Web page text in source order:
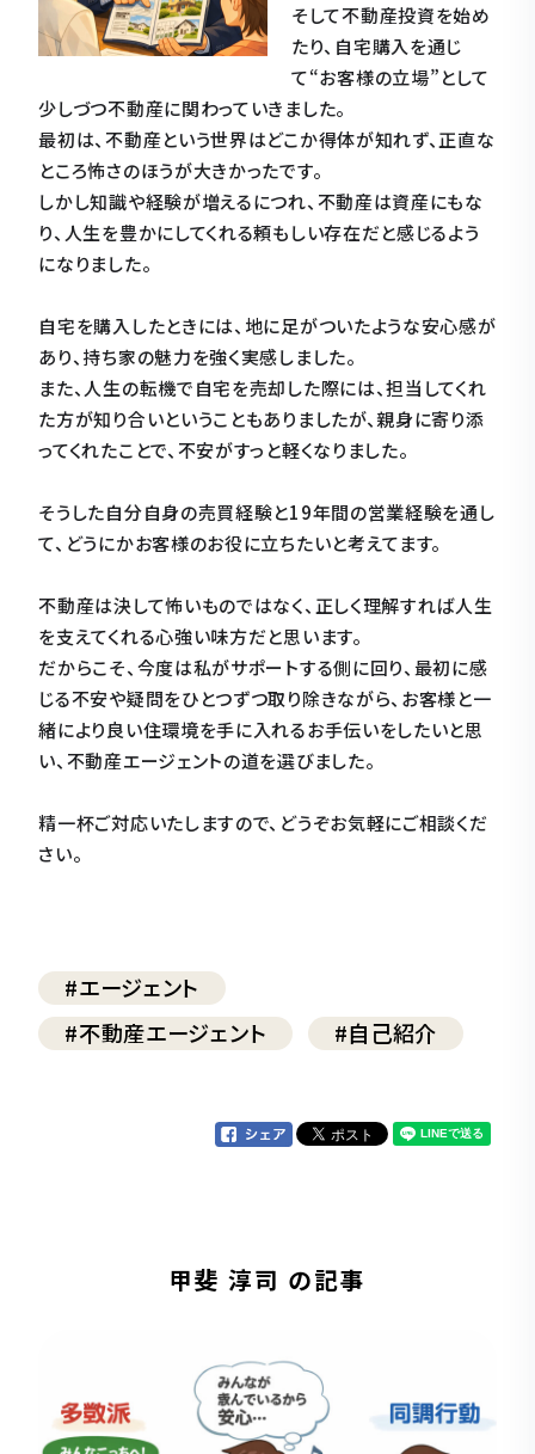
そして不動産投資を始め
たり、自宅購入を通じ
て“お客様の立場”として
少しづつ不動産に関わっていきました。
最初は、不動産という世界はどこか得体が知れず、正直な
ところ怖さのほうが大きかったです。
しかし知識や経験が増えるにつれ、不動産は資産にもな
り、人生を豊かにしてくれる頼もしい存在だと感じるよう
になりました。
自宅を購入したときには、地に足がついたような安心感が
あり、持ち家の魅力を強く実感しました。
また、人生の転機で自宅を売却した際には、担当してくれ
た方が知り合いということもありましたが、親身に寄り添
ってくれたことで、不安がすっと軽くなりました。
そうした自分自身の売買経験と19年間の営業経験を通し
て、どうにかお客様のお役に立ちたいと考えてます。
不動産は決して怖いものではなく、正しく理解すれば人生
を支えてくれる心強い味方だと思います。
だからこそ、今度は私がサポートする側に回り、最初に感
じる不安や疑問をひとつずつ取り除きながら、お客様と一
緒により良い住環境を手に入れるお手伝いをしたいと思
い、不動産エージェントの道を選びました。
精一杯ご対応いたしますので、どうぞお気軽にご相談くだ
さい。
#エージェント
#不動産エージェント
#自己紹介
甲斐 淳司 の記事